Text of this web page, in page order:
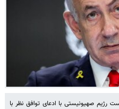
رژیم صهیونیستی با ادعای توافق نظر با